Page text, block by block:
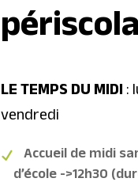
LE TEMPS DU MIDI:
vendredi
Accueil de midi
d’école ->12h30